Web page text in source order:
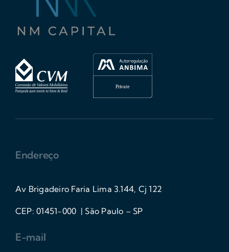
Endereço
Av Brigadeiro Faria Lima 3.144, Cj 122
CEP: 01451-000 | São Paulo – SP
E-mail